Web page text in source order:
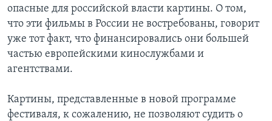
опасные для российской власти картины. О том,
что эти фильмы в России не востребованы, говорит
уже тот факт, что финансировались они большей
частью европейскими кинослужбами и
агентствами.
Картины, представленные в новой программе
фестиваля, к сожалению, не позволяют судить о